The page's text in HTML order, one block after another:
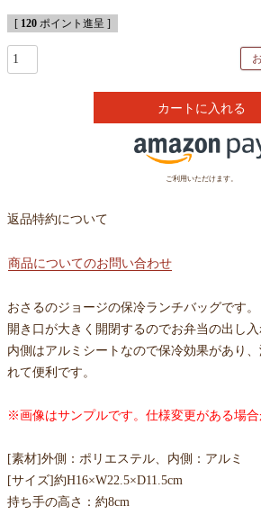
[ 120 ポイント進呈 ]
カートに入れる
ご利用いただけます。
返品特約について
商品についてのお問い合わせ
おさるのジョージの保冷ランチバッグです。
開き口が大きく開閉するのでお弁当の出し入
内側はアルミシートなので保冷効果があり
れて便利です。
※画像はサンプルです。仕様変更がある場合
[素材]外側：ポリエステル、内側：アルミ
[サイズ]約H16×W22.5×D11.5cm
持ち手の高さ：約8cm